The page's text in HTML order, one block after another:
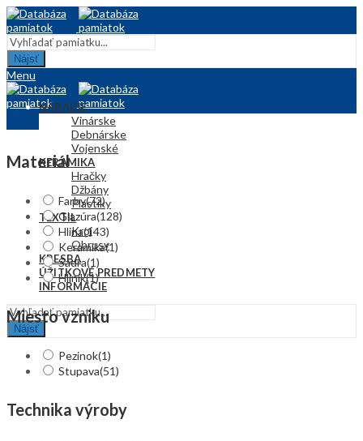
Nájsť
Menu
NÁRADIE
Vinárske
Debnárske
Vojenské
KERAMIKA
Hračky
Džbány
Plastiky
TEXTIL
Kroj
Obrusy
KRESBA
ÚŽITKOVÉ PREDMETY
INFORMÁCIE
Nájsť
Materiál
Farby(72)
Glazúra(128)
Hlina(143)
Keramika(1)
Sadra(1)
Hliník(1)
Miesto vzniku
Pezinok(1)
Stupava(51)
Technika výroby